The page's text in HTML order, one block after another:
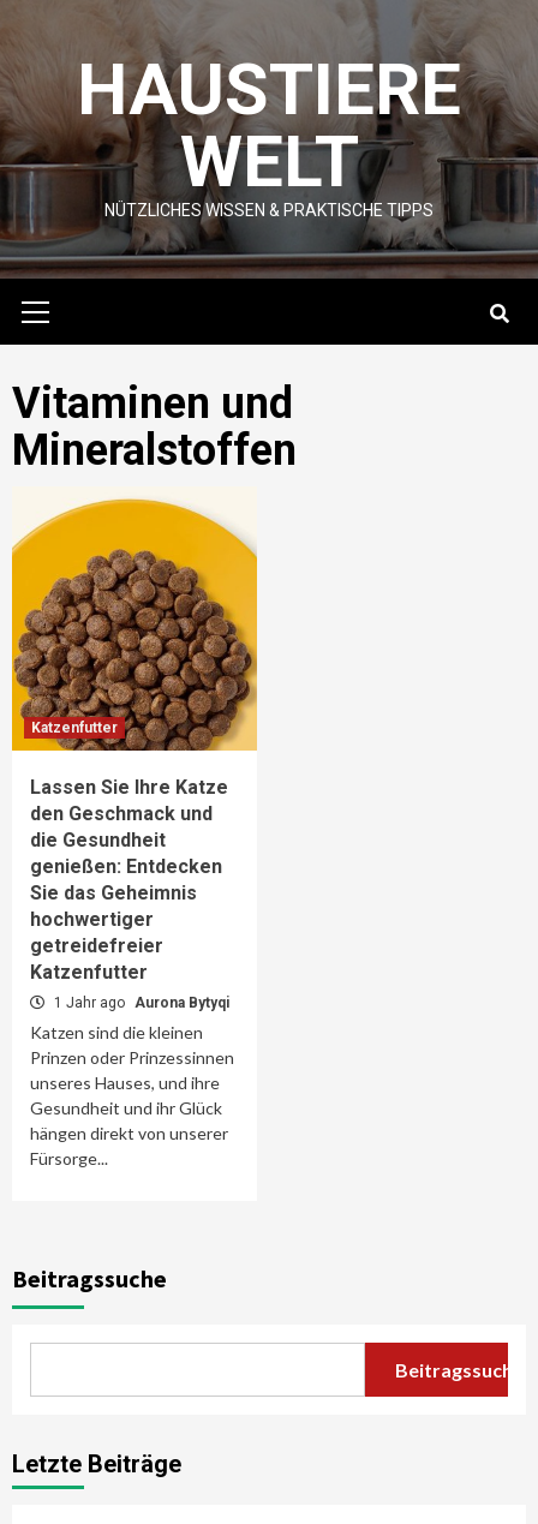
content HAUSTIERE
WELT
NÜTZLICHES WISSEN & PRAKTISCHE TIPPS
Menu
Vitaminen und
Mineralstoffen
Katzenfutter
Lassen Sie Ihre Katze
den Geschmack und
die Gesundheit
genießen: Entdecken
Sie das Geheimnis
hochwertiger
getreidefreier
Katzenfutter
1 Jahr ago Aurona Bytyqi
Katzen sind die kleinen
Prinzen oder Prinzessinnen
unseres Hauses, und ihre
Gesundheit und ihr Glück
hängen direkt von unserer
Fürsorge...
Beitragssuche
Beitragssuche
Letzte Beiträge